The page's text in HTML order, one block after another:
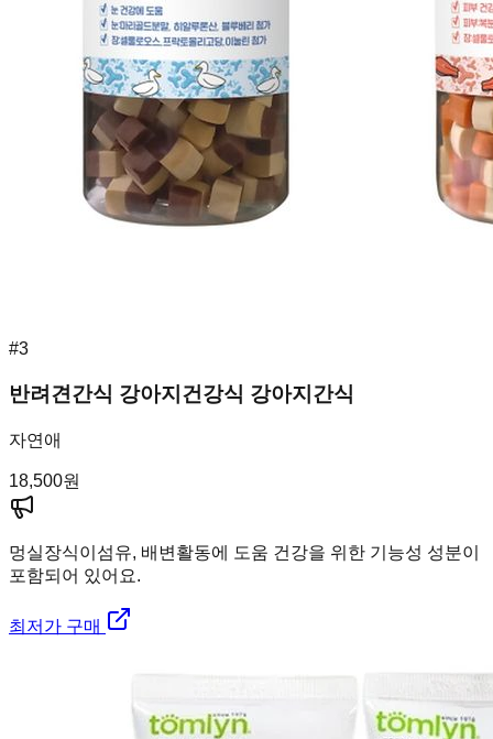
#3
반려견간식 강아지건강식 강아지간식
자연애
18,500원
멍실장식이섬유, 배변활동에 도움 건강을 위한 기능성 성분이
포함되어 있어요.
최저가 구매